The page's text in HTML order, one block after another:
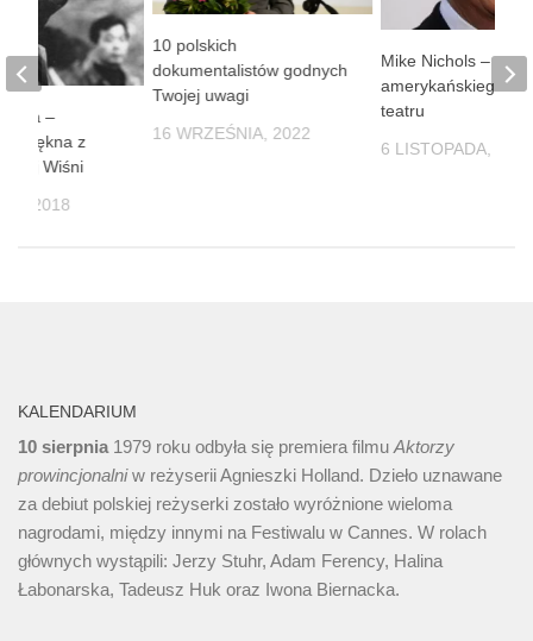
10 polskich
dokumentalistów godnych
Twojej uwagi
16 WRZEŚNIA, 2022
Mike Nichols –
amerykańskiego
teatru
6 LISTOPADA,
–
piękna z
Wiśni
2018
KALENDARIUM
10 sierpnia 1979 roku odbyła się premiera filmu Aktorzy
prowincjonalniw reżyserii Agnieszki Holland. Dzieło uznawane
za debiut polskiej reżyserki zostało wyróżnione wieloma
nagrodami, między innymi na Festiwalu w Cannes. W rolach
głównych wystąpili: Jerzy Stuhr, Adam Ferency, Halina
Łabonarska, Tadeusz Huk oraz Iwona Biernacka.